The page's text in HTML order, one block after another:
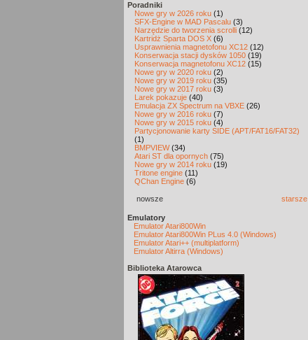
Poradniki
Nowe gry w 2026 roku (1)
SFX-Engine w MAD Pascalu (3)
Narzędzie do tworzenia scrolli (12)
Kartridż Sparta DOS X (6)
Usprawnienia magnetofonu XC12 (12)
Konserwacja stacji dysków 1050 (19)
Konserwacja magnetofonu XC12 (15)
Nowe gry w 2020 roku (2)
Nowe gry w 2019 roku (35)
Nowe gry w 2017 roku (3)
Larek pokazuje (40)
Emulacja ZX Spectrum na VBXE (26)
Nowe gry w 2016 roku (7)
Nowe gry w 2015 roku (4)
Partycjonowanie karty SIDE (APT/FAT16/FAT32)
(1)
BMPVIEW(34)
Atari ST dla opornych (75)
Nowe gry w 2014 roku (19)
Tritone engine (11)
QChan Engine (6)
nowsze starsze
Emulatory
Emulator Atari800Win
Emulator Atari800Win PLus 4.0 (Windows)
Emulator Atari++ (multiplatform)
Emulator Altirra (Windows)
Biblioteka Atarowca